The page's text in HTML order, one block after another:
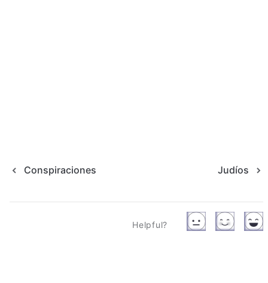
Conspiraciones Judíos
Helpful?